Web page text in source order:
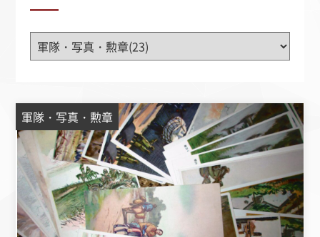
軍隊・写真・勲章